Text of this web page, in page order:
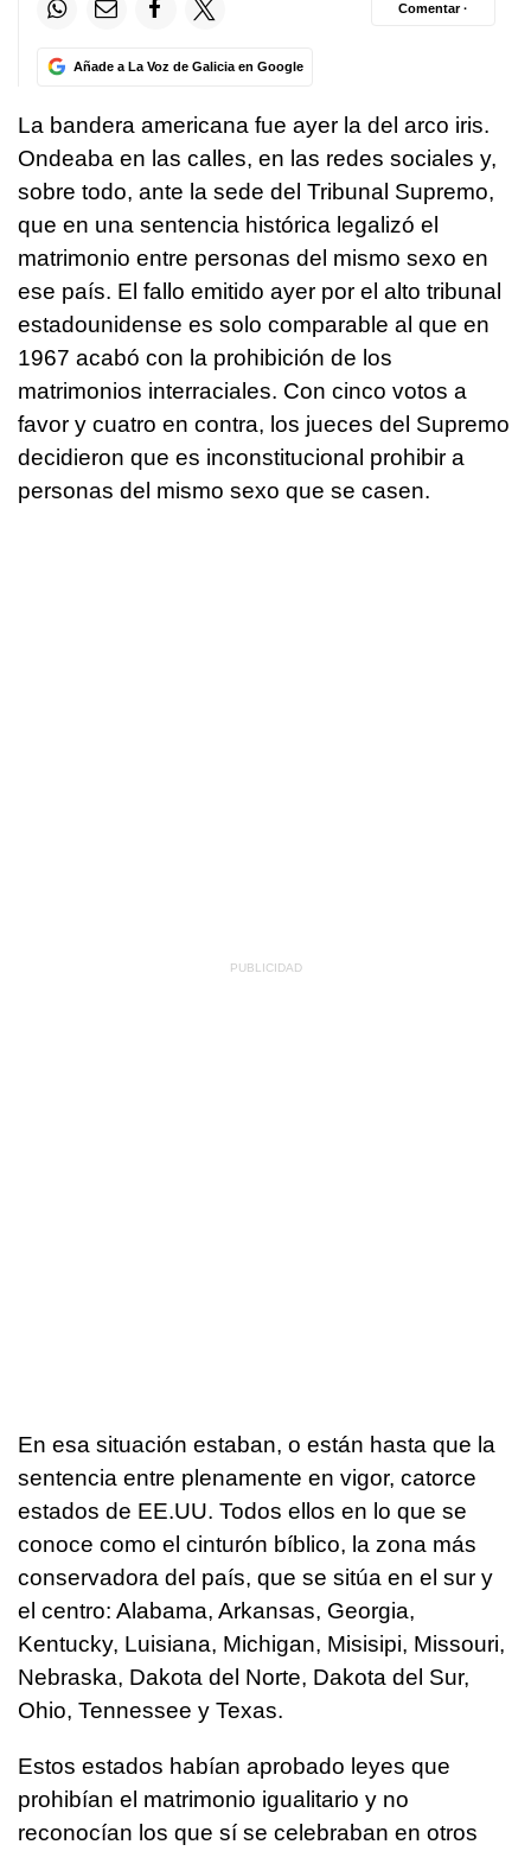
Añade a La Voz de Galicia en Google
Comentar ·
La bandera americana fue ayer la del arco iris.
Ondeaba en las calles, en las redes sociales y,
sobre todo, ante la sede del Tribunal Supremo,
que en una sentencia histórica legalizó el
matrimonio entre personas del mismo sexo en
ese país. El fallo emitido ayer por el alto tribunal
estadounidense es solo comparable al que en
1967 acabó con la prohibición de los
matrimonios interraciales. Con cinco votos a
favor y cuatro en contra, los jueces del Supremo
decidieron que es inconstitucional prohibir a
personas del mismo sexo que se casen.
En esa situación estaban, o están hasta que la
sentencia entre plenamente en vigor, catorce
estados de EE.UU. Todos ellos en lo que se
conoce como el cinturón bíblico, la zona más
conservadora del país, que se sitúa en el sur y
el centro: Alabama, Arkansas, Georgia,
Kentucky, Luisiana, Michigan, Misisipi, Missouri,
Nebraska, Dakota del Norte, Dakota del Sur,
Ohio, Tennessee y Texas.
Estos estados habían aprobado leyes que
prohibían el matrimonio igualitario y no
reconocían los que sí se celebraban en otros